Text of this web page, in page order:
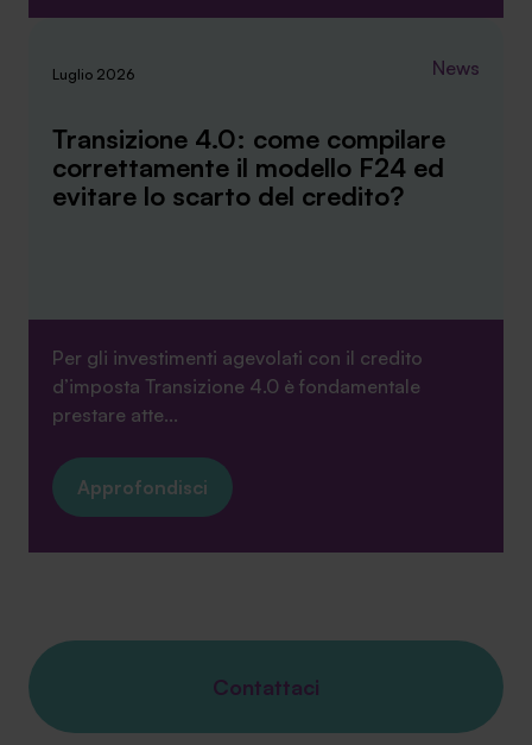
Luglio 2026 News
Transizione 4.0: come compilare
correttamente il modello F24 ed
evitare lo scarto del credito?
Per gli investimenti agevolati con il credito
d’imposta Transizione 4.0 è fondamentale
prestare atte...
Approfondisci
Contattaci